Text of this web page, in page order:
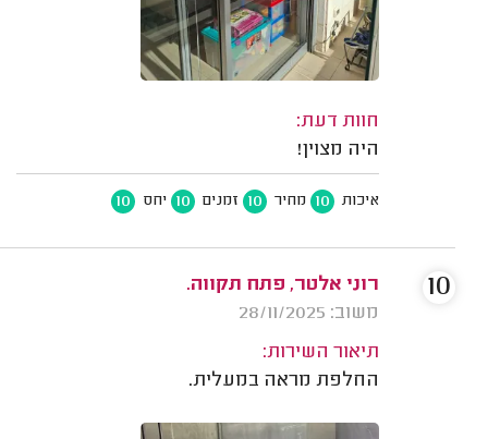
חוות דעת:
היה מצוין!
איכות 10 מחיר 10 זמנים 10 יחס 10
רוני אלטר, פתח תקווה.
משוב: 28/11/2025
תיאור השירות:
החלפת מראה במעלית.
10